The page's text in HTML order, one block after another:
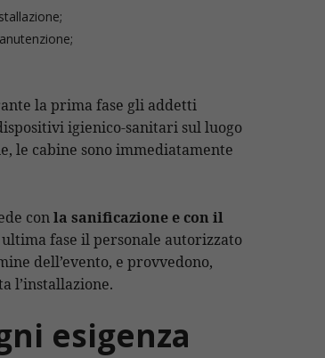
la prima fase gli addetti
igienico-sanitari sul luogo
le cabine sono immediatamente
conla sanificazione e con il
fase il personale autorizzato
dell’evento, e provvedono,
l’installazione.
esigenza